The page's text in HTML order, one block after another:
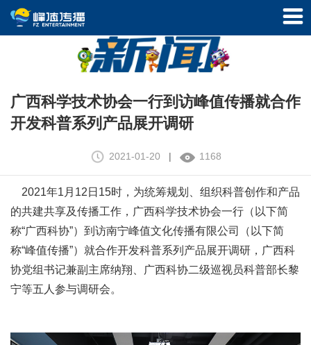
广西科学技术协会一行到访峰值传播就合作
开发科普系列产品展开调研
2021-01-20 | 1168
2021年1月12日15时，为统筹规划、组织科普创作和产品
的共建共享及传播工作，广西科学技术协会一行（以下简
称“广西科协”）到访南宁峰值文化传播有限公司（以下简
称“峰值传播”）就合作开发科普系列产品展开调研，广西科
协党组书记兼副主席纳翔、广西科协二级巡视员科普部长黎
宁等五人参与调研会。